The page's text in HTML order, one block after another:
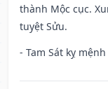
thành Mộc cục.
tuyệt Sửu.
- Tam Sát kỵ